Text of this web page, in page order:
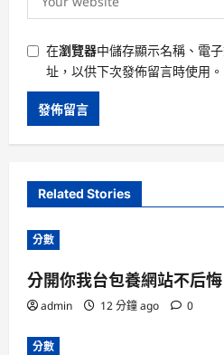
在瀏覽器中儲存顯示名稱、電
址，以供下次發佈留言時使用。
Related Stories
分數
分開你我台包養網站不后悔
admin 12 分鐘 ago 0
分數